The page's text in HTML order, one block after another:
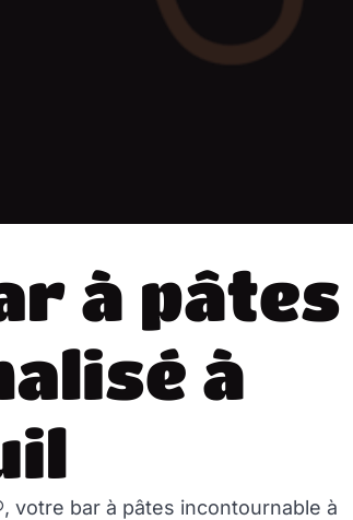
à pâtes
à
, votre bar à pâtes incontournable à